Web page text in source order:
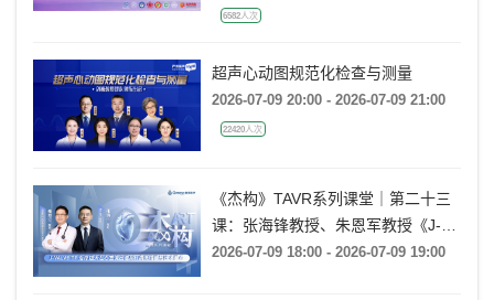
2026-07-08 08:30 - 2026-07-10 18:00
超声心动图规范化检查与测量
2026-07-09 20:00 - 2026-07-09 21:00
《杰构》TAVR系列课堂｜第二十三
课：张海锋教授、朱恩军教授《J-